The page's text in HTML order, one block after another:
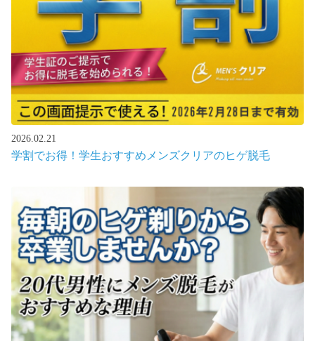
2026.02.21
学割でお得！学生おすすめメンズクリアのヒゲ脱毛